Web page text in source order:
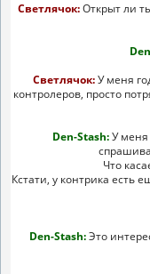
Светлячок:Открыт ли
Светлячок:У меня
контролеров, просто
Den-Stash:У меня
Что
Кстати, у контрика есть
Den-Stash:Это